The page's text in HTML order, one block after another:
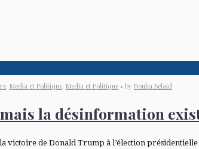
, Media et Politique, Media et Politique • by Nouha Belaid
la désinformation
de Donald Trump à l’élection